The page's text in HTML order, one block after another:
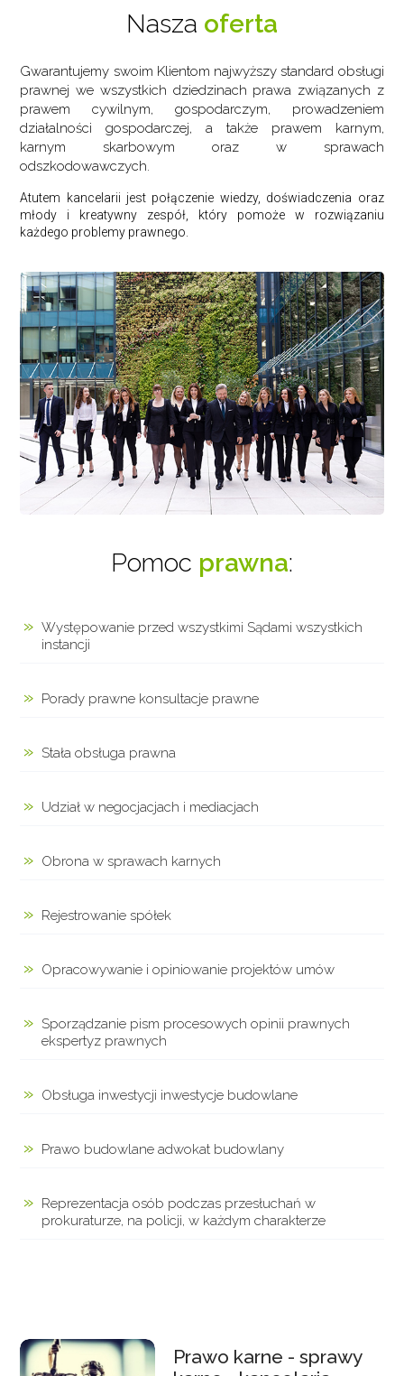
Nasza oferta
Gwarantujemy swoim Klientom najwyższy standard obsługi
prawnej we wszystkich dziedzinach prawa związanych z
prawem cywilnym, gospodarczym, prowadzeniem
działalności gospodarczej, a także prawem karnym,
karnym skarbowym oraz w sprawach
odszkodowawczych.
Atutem kancelarii jest połączenie wiedzy, doświadczenia oraz
młody i kreatywny zespół, który pomoże w rozwiązaniu
każdego problemy prawnego.
Pomoc prawna:
Występowanie przed wszystkimi Sądami wszystkich
instancji
Porady prawne konsultacje prawne
Stała obsługa prawna
Udział w negocjacjach i mediacjach
Obrona w sprawach karnych
Rejestrowanie spółek
Opracowywanie i opiniowanie projektów umów
Sporządzanie pism procesowych opinii prawnych
ekspertyz prawnych
Obsługa inwestycji inwestycje budowlane
Prawo budowlane adwokat budowlany
Reprezentacja osób podczas przesłuchań w
prokuraturze, na policji, w każdym charakterze
Prawo karne - sprawy